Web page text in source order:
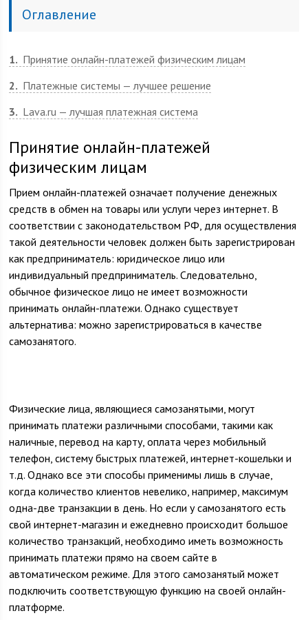
Оглавление
1
Принятие онлайн-платежей физическим лицам
2
Платежные системы — лучшее решение
3
Lava.ru — лучшая платежная система
Принятие онлайн-платежей
физическим лицам
Прием онлайн-платежей означает получение денежных
средств в обмен на товары или услуги через интернет. В
соответствии с законодательством РФ, для осуществления
такой деятельности человек должен быть зарегистрирован
как предприниматель: юридическое лицо или
индивидуальный предприниматель. Следовательно,
обычное физическое лицо не имеет возможности
принимать онлайн-платежи. Однако существует
альтернатива: можно зарегистрироваться в качестве
самозанятого.
Физические лица, являющиеся самозанятыми, могут
принимать платежи различными способами, такими как
наличные, перевод на карту, оплата через мобильный
телефон, систему быстрых платежей, интернет-кошельки и
т.д. Однако все эти способы применимы лишь в случае,
когда количество клиентов невелико, например, максимум
одна-две транзакции в день. Но если у самозанятого есть
свой интернет-магазин и ежедневно происходит большое
количество транзакций, необходимо иметь возможность
принимать платежи прямо на своем сайте в
автоматическом режиме. Для этого самозанятый может
подключить соответствующую функцию на своей онлайн-
платформе.